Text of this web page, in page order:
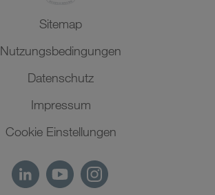
Sitemap
Nutzungsbedingungen
Datenschutz
Impressum
Cookie Einstellungen